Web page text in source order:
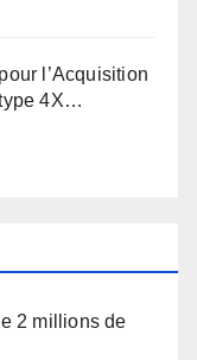
l’Acquisition
4X…
2 millions de